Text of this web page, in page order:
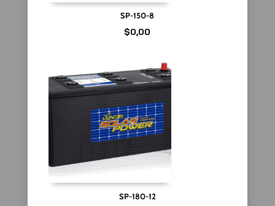
SP-150-8
$0,00
SP-180-12